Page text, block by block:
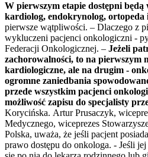
W pierwszym etapie dostępni
kardiolog, endokrynolog, ortopeda
pierwsze wątpliwości. – Dlaczego z
wykluczeni pacjenci onkologiczni -
Federacji Onkologicznej. – Jeżeli
zachorowalności, to na pierwszym
kardiologiczne, ale na drugim -
ogromne zaniedbania
przede wszystkim pacjenci
możliwość zapisu do specjalisty
Korycińska. Artur Prusaczyk,
Medycznego, wiceprezes
Polska, uważa, że jeśli pacjent posiada
prawo dostępu do onkologa. - Jeśli